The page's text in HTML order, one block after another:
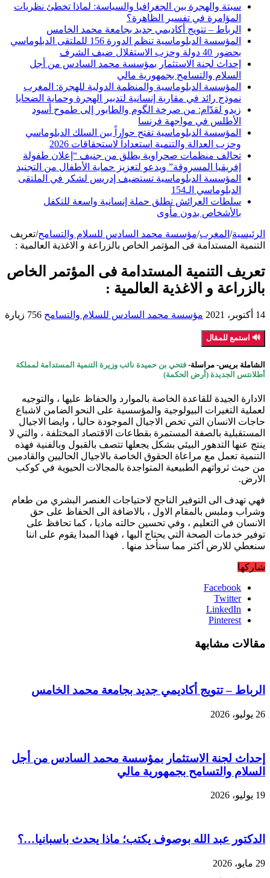
سبتة والهجرة بين الجغرافيا والسياسة: لماذا تخطئ نظريات
المؤامرة في تفسير الظاهرة؟
الرباط – تتويج أكاديمي جديد بجامعة محمد الخامس
المؤسسة الدبلوماسية تنظم الدورة 156 للملتقى الدبلوماسي
بحضور 40 دولة وحزب الاستقلال ضيف الشرف
إحداث لجنة الاستثمار بمؤسسة محمد السادس من أجل
السلام والتسامح بجمهورية مالي
المؤسسة الدبلوماسية والمنظمة الدولية للهجرة: المغرب
نموذج رائد في مقاربة إنسانية لتدبير الهجرة وحماية الضحايا
زيدو لقدّام: من صرخة الگوم والطابور إلى طموح أسود
الأطلس في مواجهة فرنسا
المؤسسة الدبلوماسية تفتح حواراً بين السلك الدبلوماسي
وحزب العدالة والتنمية استعداداً لاستحقاقات 2026
تحالف منظمات صحراوية يطلق من جنيف “إعلان طفولة
إفريقيا المسروقة” ويدعو لتعزيز حماية الأطفال من التجنيد
المؤسسة الدبلوماسية تستضيف إدريس لشكر في الملتقى
الدبلوماسي الـ154
سلطات العرائش تطلق حملة إنسانية واسعة للتكفل
بالأشخاص بدون مأوى
الرئيسية/ المغرب/مؤسسة محمد السادس للسلام والتسامح/تعريف
التنمية المستدامة فى المؤتمر الخاص بالزراعة و الاغذية العالمية :
تعريف التنمية المستدامة فى المؤتمر الخاص
بالزراعة و الاغذية العالمية :
14 أكتوبر، 2021 مؤسسة محمد السادس للسلام والتسامح 756 زيارة
🔊 استمع للمقال
الشاملة بريس- مراسلة- فتحي بن حميدة نائب وزيرة التنمية المستدامة لمملكة
أطلانتس الجديدة (أرض الحكمة)
الادارة الجيدة للقاعدة الخاصة بالموارد والحفاظ عليها ، والتوجيه
لعملية التغيرات البيولوجية والمؤسسية على النحو الضامن لاشباع
حاجات الانسان التي تخص الاجيال الموجودة حاليا ، وايضا الاجيال
المستقبلية بالصفة المستمرة بقطاعات الاقتصاد المختلفة ، والتي لا
ينتج عنها التدهور البيئي بشكل يجعلها تتصف بالقبول وبالفنية فهذه
التنمية تعمل مع مراعاة الحقوق الخاصة بالاجيال الحاليين والقادمين
من حيث ثرواتهم الطبيعية المتواجدة بالمجالات الحيوية في كوكب
الارض.
فهي تهدف الى التوفير الناجح لاحتياجات العنصر البشري من طعام
وشراب وملبس بالمقام الاول ، بالاضافة الى الحفاظ على حق
الانسان في التعليم ، وفي تحسين حالته ماديا ، كما تحافظ على
توفير خدمات الصحة التي يحتاج اليها ، فهذا المبدا يقوم على اننا
سنعطي للارض أكثر مما سنأخذ منها .
شاركها
Facebook
Twitter
LinkedIn
Pinterest
مقالات مشابهة
الرباط – تتويج أكاديمي جديد بجامعة محمد الخامس
26 يوليو، 2026
إحداث لجنة الاستثمار بمؤسسة محمد السادس من أجل
السلام والتسامح بجمهورية مالي
19 يوليو، 2026
الدكتور عبد الله بوصوف يكتب؛ ماذا يحدث باسبانيا…؟
29 مايو، 2026